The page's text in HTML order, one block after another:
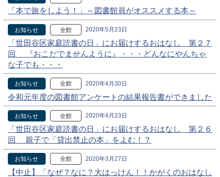
「本で旅をしよう！」～図書館員がオススメする本～
お知らせ 全館 2020年5月23日
「世田谷区家庭読書の日」にお届けするおはなし 第２７
回 『おこだでませんように』・・・どんなにやんちゃ
な子でも・・・
お知らせ 全館 2020年4月30日
令和元年度の図書館アンケートの結果報告書ができました
お知らせ 全館 2020年4月23日
「世田谷区家庭読書の日」にお届けするおはなし 第２６
回 親子で「貸出禁止の本」をよむ！？
お知らせ 全館 2020年3月27日
【中止】「なぜ？なに？大はっけん！！かがくのおはなし